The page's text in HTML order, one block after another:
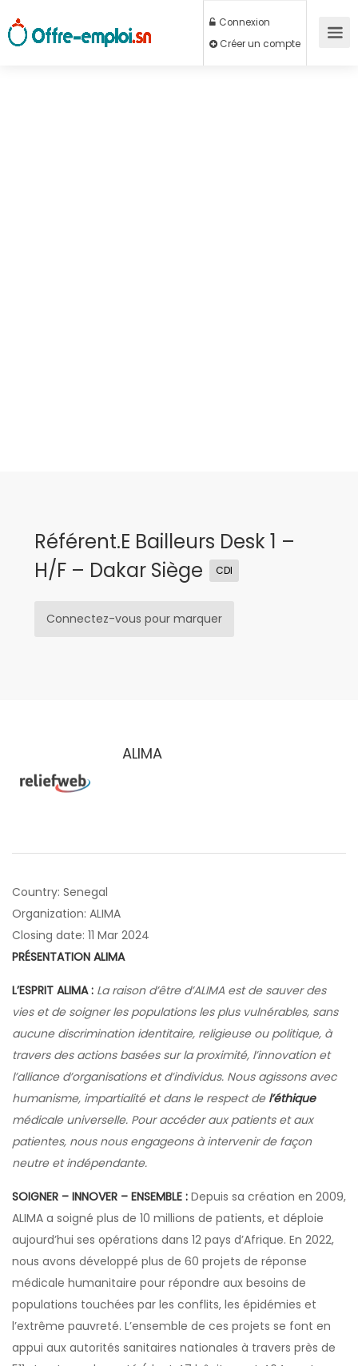
Connexion
Créer un compte
Référent.e Bailleurs Desk 1 –
H/F – Dakar Siège
CDI
Connectez-vous pour marquer
ALIMA
Country: Senegal
Organization: ALIMA
Closing date: 11 Mar 2024
PRÉSENTATION ALIMA
L’ESPRIT ALIMA : La raison d’être d’ALIMA est de sauver des
vies et de soigner les populations les plus vulnérables, sans
aucune discrimination identitaire, religieuse ou politique, à
travers des actions basées sur la proximité, l’innovation et
l’alliance d’organisations et d’individus. Nous agissons avec
humanisme, impartialité et dans le respect de l’éthique
médicale universelle. Pour accéder aux patients et aux
patientes, nous nous engageons à intervenir de façon
neutre et indépendante.
SOIGNER – INNOVER – ENSEMBLE : Depuis sa création en 2009,
ALIMA a soigné plus de 10 millions de patients, et déploie
aujourd’hui ses opérations dans 12 pays d’Afrique. En 2022,
nous avons développé plus de 60 projets de réponse
médicale humanitaire pour répondre aux besoins de
populations touchées par les conflits, les épidémies et
l’extrême pauvreté. L’ensemble de ces projets se font en
appui aux autorités sanitaires nationales à travers près de